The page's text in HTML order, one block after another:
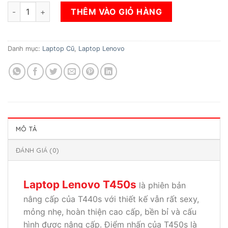
là:
6.500.000₫.
tại
là:
5.000.000₫.
Laptop Lenovo T450s Corei5- 5300U | RAM 8GB | SSD
THÊM VÀO GIỎ HÀNG
Danh mục: Laptop Cũ, Laptop Lenovo
MÔ TẢ
ĐÁNH GIÁ (0)
Laptop Lenovo T450s là phiên bản
nâng cấp của T440s với thiết kế vẫn rất sexy,
mỏng nhẹ, hoàn thiện cao cấp, bền bỉ và cấu
hình được nâng cấp. Điểm nhấn của T450s là